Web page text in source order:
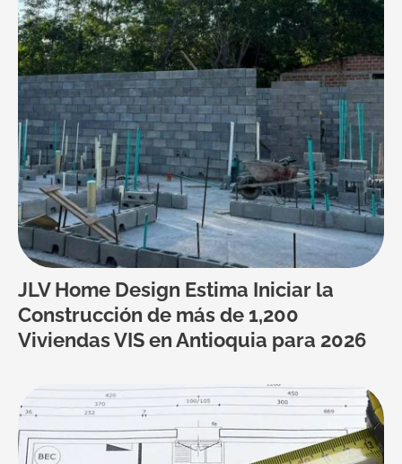
JLV Home Design Estima Iniciar la
Construcción de más de 1,200
Viviendas VIS en Antioquia para 2026